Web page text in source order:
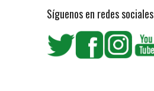
Síguenos en redes sociales